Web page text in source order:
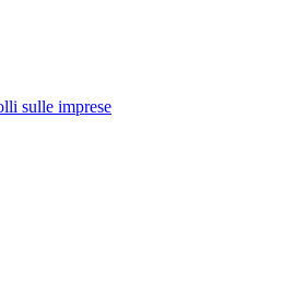
sulle imprese